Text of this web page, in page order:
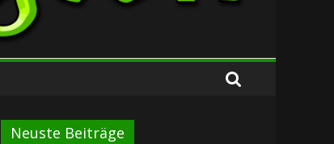
Neuste Beiträge